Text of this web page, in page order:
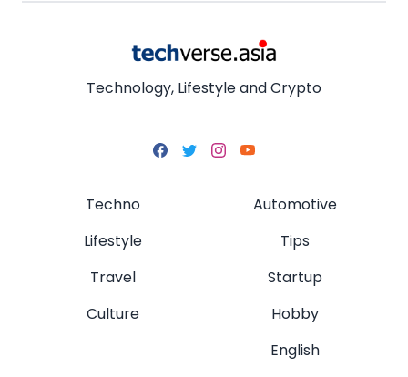
Technology, Lifestyle and Crypto
Techno
Lifestyle
Travel
Culture
Automotive
Tips
Startup
Hobby
English